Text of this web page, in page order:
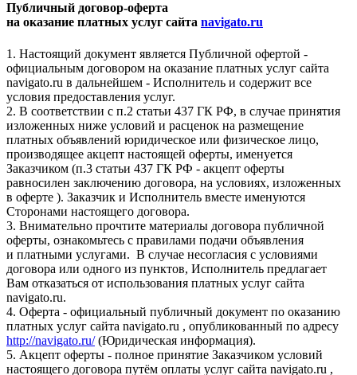
Публичный договор-оферта
на оказание платных услуг сайта navigato.ru
1. Настоящий документ является Публичной офертой -
официальным договором на оказание платных услуг сайта
navigato.ru в дальнейшем - Исполнитель и содержит все
условия предоставления услуг.
2. В соответствии с п.2 статьи 437 ГК РФ, в случае принятия
изложенных ниже условий и расценок на размещение
платных объявлений юридическое или физическое лицо,
производящее акцепт настоящей оферты, именуется
Заказчиком (п.3 статьи 437 ГК РФ - акцепт оферты
равносилен заключению договора, на условиях, изложенных
в оферте ). Заказчик и Исполнитель вместе именуются
Сторонами настоящего договора.
3. Внимательно прочтите материалы договора публичной
оферты, ознакомьтесь с правилами подачи объявления
и платными услугами. В случае несогласия с условиями
договора или одного из пунктов, Исполнитель предлагает
Вам отказаться от использования платных услуг сайта
navigato.ru.
4. Оферта - официальный публичный документ по оказанию
платных услуг сайта navigato.ru , опубликованный по адресу
http://navigato.ru/(Юридическая информация).
5. Акцепт оферты - полное принятие Заказчиком условий
настоящего договора путём оплаты услуг сайта navigato.ru ,